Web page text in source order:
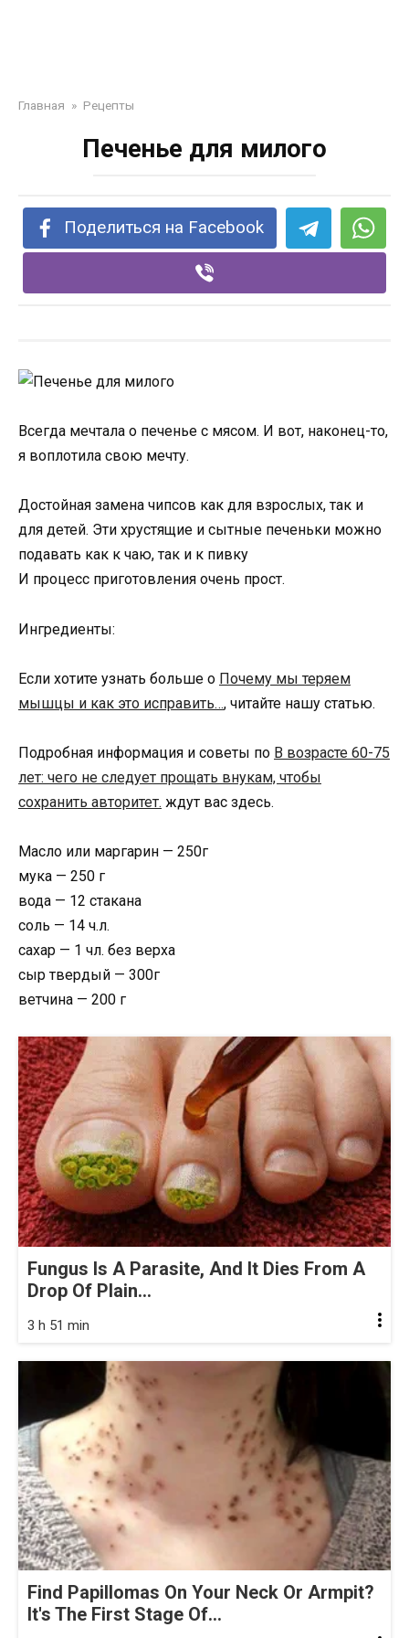
Главная » Рецепты
Печенье для милого
Поделиться на Facebook
Всегда мечтала о печенье с мясом. И вот, наконец-то,
я воплотила свою мечту.
Достойная замена чипсов как для взрослых, так и
для детей. Эти хрустящие и сытные печеньки можно
подавать как к чаю, так и к пивку
И процесс приготовления очень прост.
Ингредиенты:
Если хотите узнать больше о Почему мы теряем
мышцы и как это исправить…, читайте нашу статью.
Подробная информация и советы по В возрасте 60-75
лет: чего не следует прощать внукам, чтобы
сохранить авторитет. ждут вас здесь.
Масло или маргарин — 250г
мука — 250 г
вода — 12 стакана
соль — 14 ч.л.
сахар — 1 чл. без верха
сыр твердый — 300г
ветчина — 200 г
Fungus Is A Parasite, And It Dies From A
Drop Of Plain...
3 h 51 min
Find Papillomas On Your Neck Or Armpit?
It's The First Stage Of...